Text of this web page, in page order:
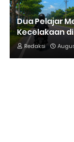
Dua Pelajar
Kecelakaan
Redaksi